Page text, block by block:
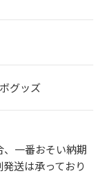
グッズ
一番おそい納期
送は承っており